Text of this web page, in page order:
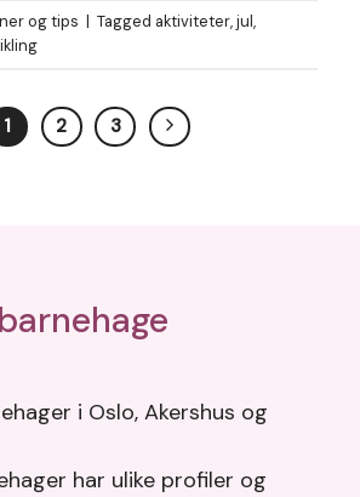
og tips | Tagged aktiviteter,jul,
1 2 3
i Oslo, Akershus og
har ulike profiler og